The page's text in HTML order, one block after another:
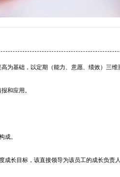
为基础，以定期（能力、意愿、绩效）三维
和应用。
成。
长目标，该直接领导为该员工的成长负责人